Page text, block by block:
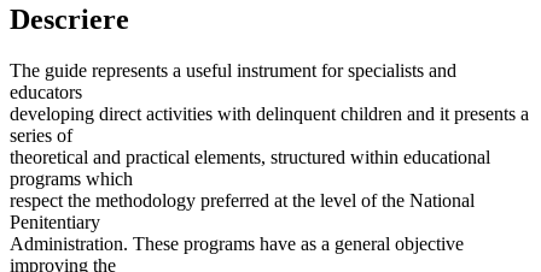
Descriere
The guide represents a useful instrument for specialists and
educators
developing direct activities with delinquent children and it presents a
series of
theoretical and practical elements, structured within educational
programs which
respect the methodology preferred at the level of the National
Penitentiary
Administration. These programs have as a general objective
improving the